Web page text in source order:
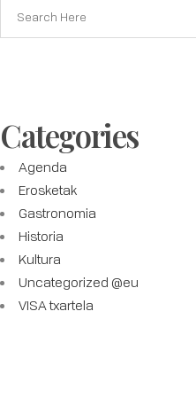
Categories
Agenda
Erosketak
Gastronomia
Historia
Kultura
Uncategorized @eu
VISA txartela